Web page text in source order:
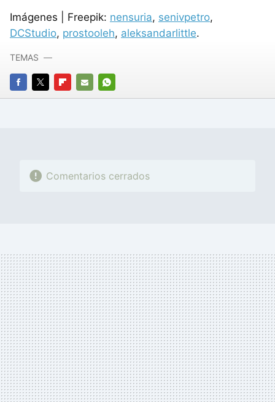
Imágenes | Freepik: nensuria, senivpetro,
DCStudio, prostooleh, aleksandarlittle.
FACEBOOK
TWITTERFLIPBOARD
E-
WHATSAPP
TEMAS
Comentarios cerrados